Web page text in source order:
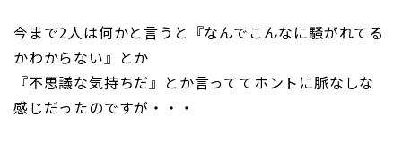
今まで2人は何かと言うと『なんでこんなに騒がれてる
かわからない』とか
『不思議な気持ちだ』とか言っててホントに脈なしな
感じだったのですが・・・